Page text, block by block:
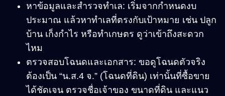
หาข้อมูลและสำรวจทำเล: เริ่มจากกำหนดงบ
ประมาณ แล้วหาทำเลที่ตรงกับเป้าหมาย เช่น ปลูก
บ้าน เก็งกำไร หรือทำเกษตร ดูว่าเข้าถึงสะดวก
ไหม
ตรวจสอบโฉนดและเอกสาร: ขอดูโฉนดตัวจริง
ต้องเป็น “น.ส.4 จ.” (โฉนดที่ดิน) เท่านั้นที่ซื้อขาย
ได้ชัดเจน ตรวจชื่อเจ้าของ ขนาดที่ดิน และแนว